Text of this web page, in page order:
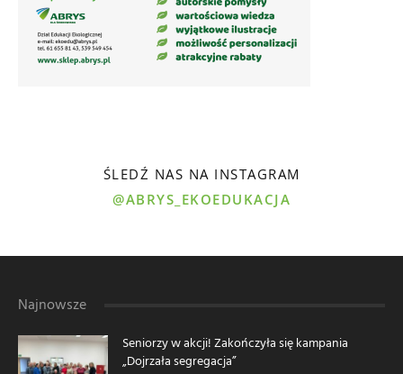
ŚLEDŹ NAS NA INSTAGRAM
@ABRYS_EKOEDUKACJA
Najnowsze
Seniorzy w akcji! Zakończyła się kampania
„Dojrzała segregacja”